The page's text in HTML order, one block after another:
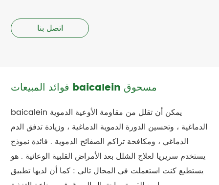
اتصل بنا
فوائد المبيعات baicalein مسحوق
baicalein يمكن أن تقلل من مقاومة الأوعية الدموية
الدماغية ، وتحسين الدورة الدموية الدماغية ، وزيادة تدفق الدم
الدماغي ، ومكافحة تراكم الصفائح الدموية . فائدة نموذج
يستخدم سريريا لعلاج الشلل بعد الأمراض القلبية الوعائية . هو
يستطيع كنت استعملت في المجال تالي : كما أن لديها تطبيق